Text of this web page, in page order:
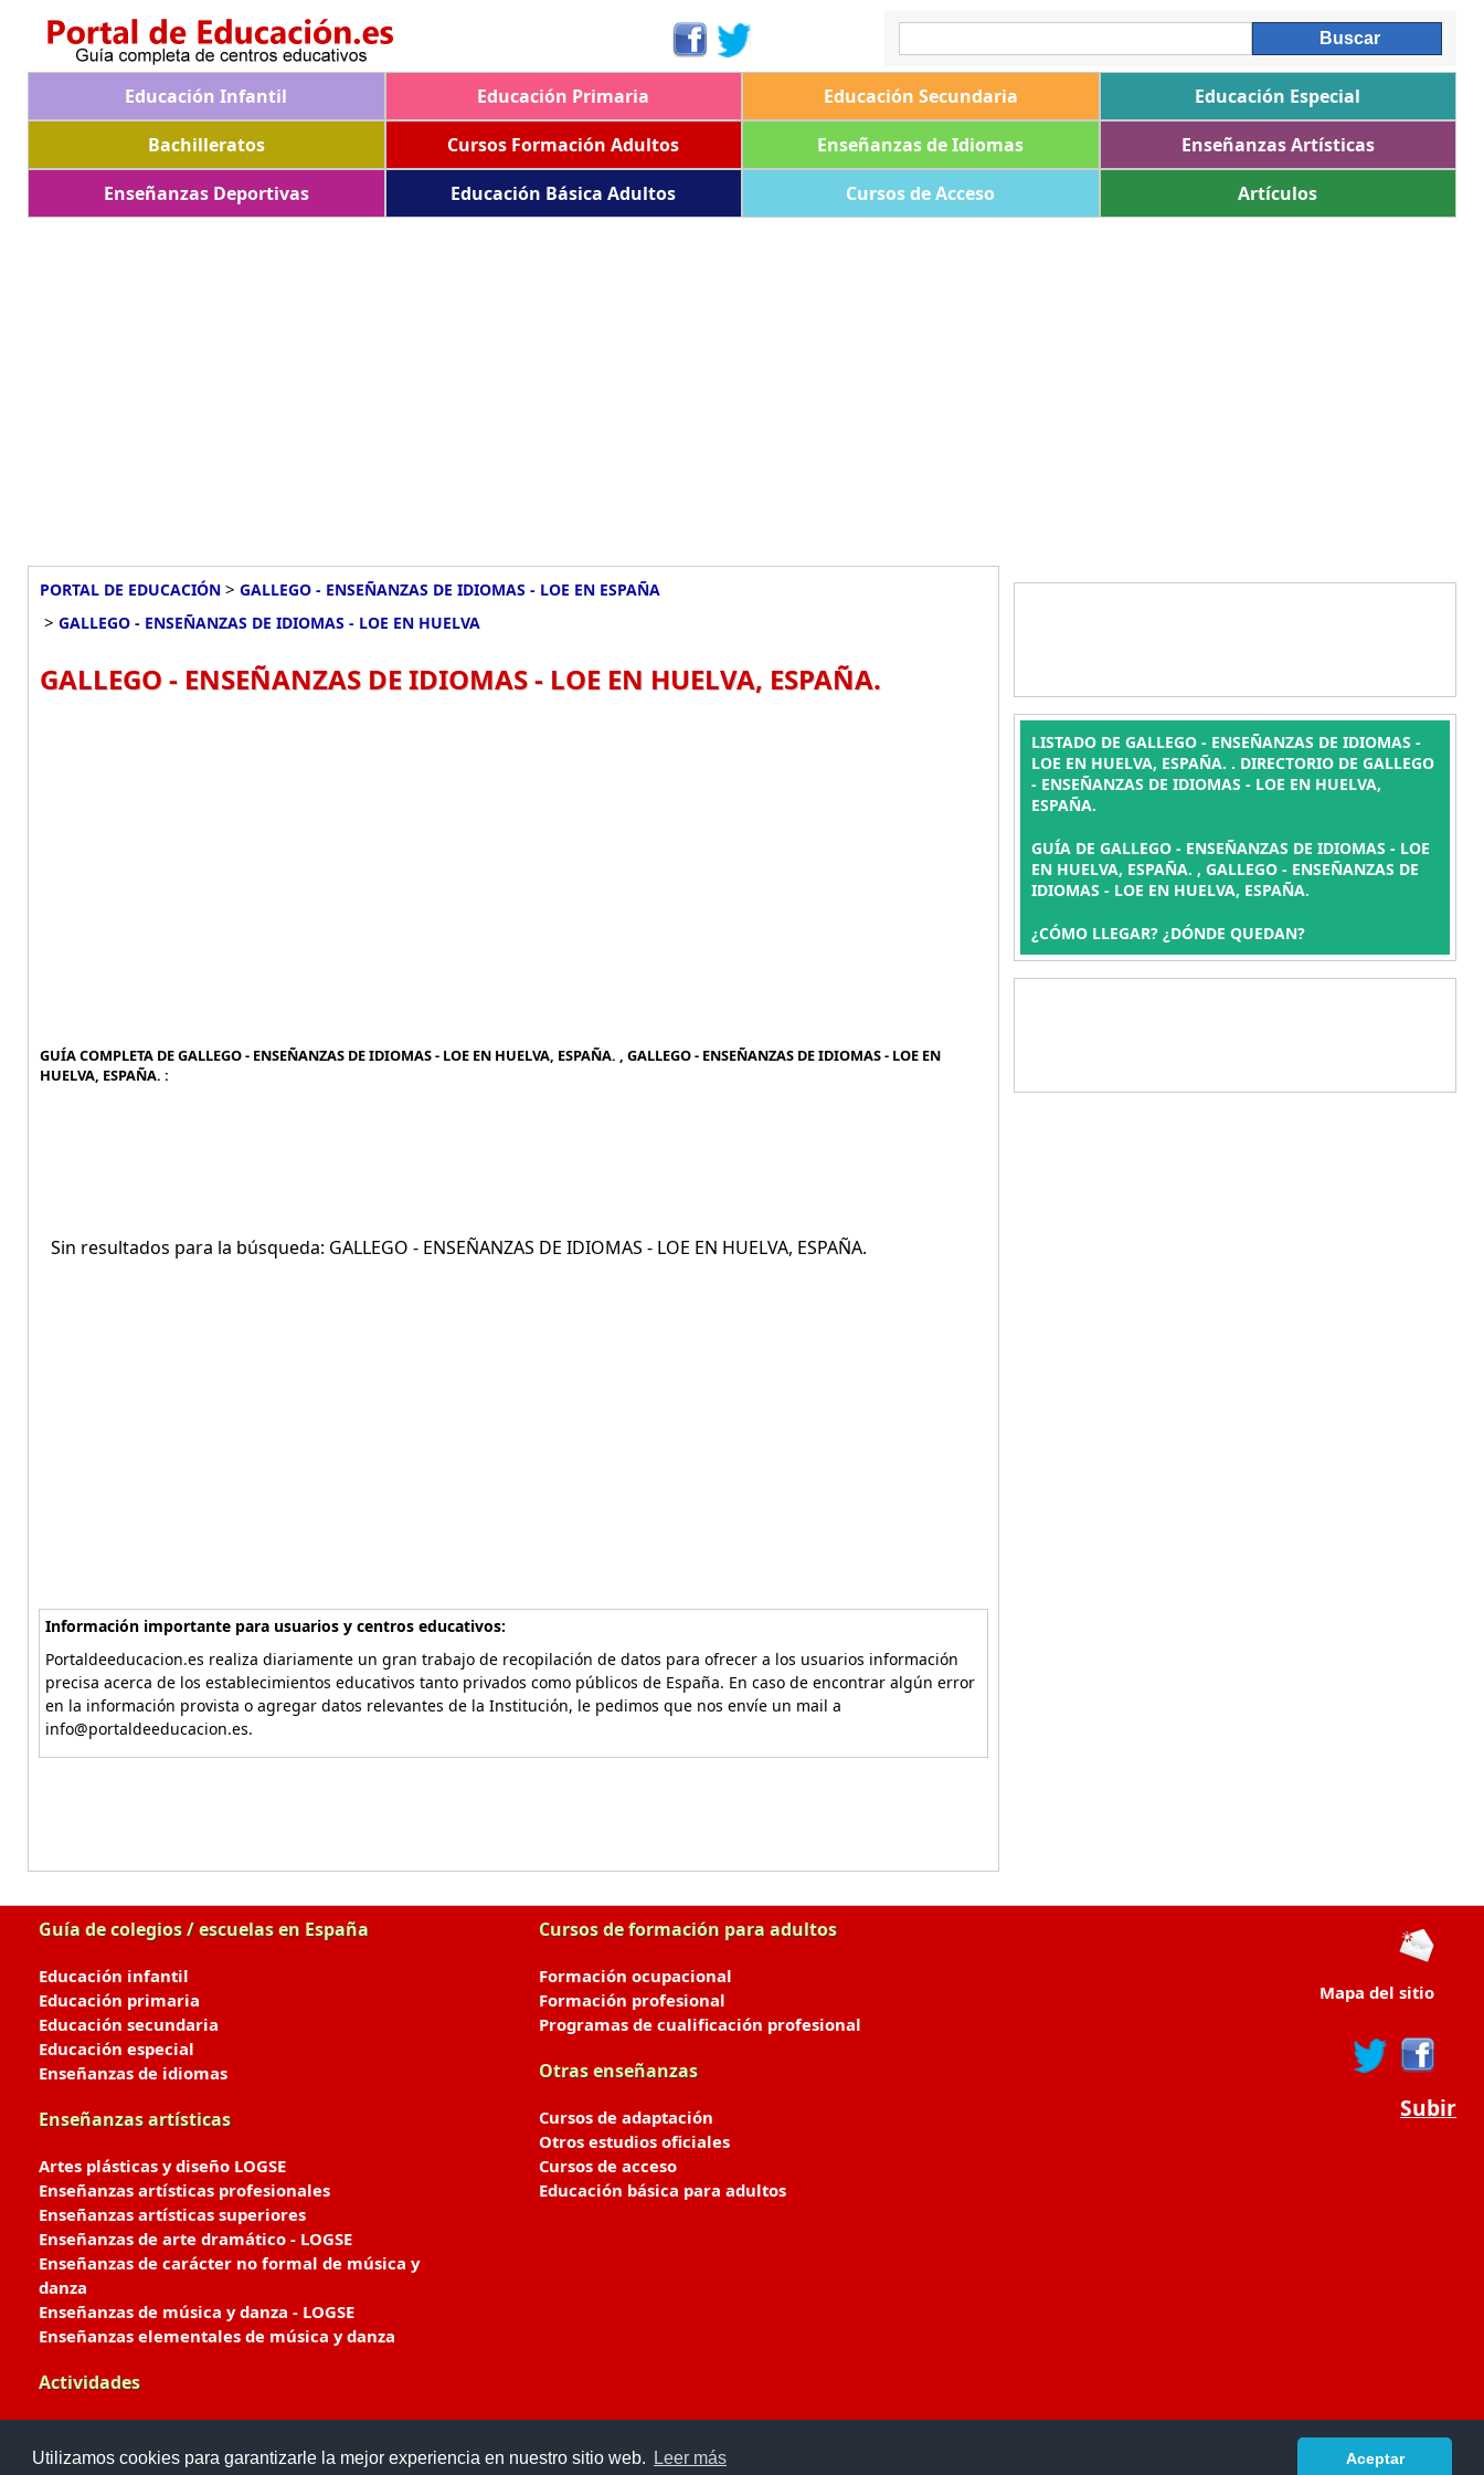
Utilizamos cookies para garantizarle la mejor experiencia en nuestro sitio web. Leer más Aceptar
Educación Infantil Educación Primaria Educación Secundaria
Educación Especial
Bachilleratos
Cursos Formación Adultos Enseñanzas de Idiomas
Enseñanzas Artísticas
Enseñanzas Deportivas
Educación Básica Adultos Cursos de Acceso Artículos
PORTAL DE EDUCACIÓN > GALLEGO - ENSEÑANZAS DE IDIOMAS - LOE EN ESPAÑA
> GALLEGO - ENSEÑANZAS DE IDIOMAS - LOE EN HUELVA
GALLEGO - ENSEÑANZAS DE IDIOMAS - LOE EN HUELVA, ESPAÑA.
GUÍA COMPLETA DE GALLEGO - ENSEÑANZAS DE IDIOMAS - LOE EN HUELVA, ESPAÑA. , GALLEGO - ENSEÑANZAS DE IDIOMAS - LOE EN
HUELVA, ESPAÑA. :
Sin resultados para la búsqueda: GALLEGO - ENSEÑANZAS DE IDIOMAS - LOE EN HUELVA, ESPAÑA.
Información importante para usuarios y centros educativos:
Portaldeeducacion.es realiza diariamente un gran trabajo de recopilación de datos para ofrecer a los usuarios información
precisa acerca de los establecimientos educativos tanto privados como públicos de España. En caso de encontrar algún error
en la información provista o agregar datos relevantes de la Institución, le pedimos que nos envíe un mail a
info@portaldeeducacion.es.
LISTADO DE GALLEGO - ENSEÑANZAS DE IDIOMAS -
LOE EN HUELVA, ESPAÑA. . DIRECTORIO DE GALLEGO
- ENSEÑANZAS DE IDIOMAS - LOE EN HUELVA,
ESPAÑA.
GUÍA DE GALLEGO - ENSEÑANZAS DE IDIOMAS - LOE
EN HUELVA, ESPAÑA. , GALLEGO - ENSEÑANZAS DE
IDIOMAS - LOE EN HUELVA, ESPAÑA.
¿CÓMO LLEGAR? ¿DÓNDE QUEDAN?
Guía de colegios / escuelas en España
Educación infantil
Educación primaria
Educación secundaria
Educación especial
Enseñanzas de idiomas
Enseñanzas artísticas
Artes plásticas y diseño LOGSE
Enseñanzas artísticas profesionales
Enseñanzas artísticas superiores
Enseñanzas de arte dramático - LOGSE
Enseñanzas de carácter no formal de música y
danza
Enseñanzas de música y danza - LOGSE
Enseñanzas elementales de música y danza
Actividades
Cursos de formación para adultos
Formación ocupacional
Formación profesional
Programas de cualificación profesional
Otras enseñanzas
Cursos de adaptación
Otros estudios oficiales
Cursos de acceso
Educación básica para adultos
Mapa del sitio
Subir